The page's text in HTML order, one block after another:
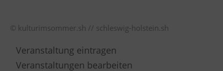
© kulturimsommer.sh // schleswig-holstein.sh
Veranstaltung eintragen
Veranstaltungen bearbeiten